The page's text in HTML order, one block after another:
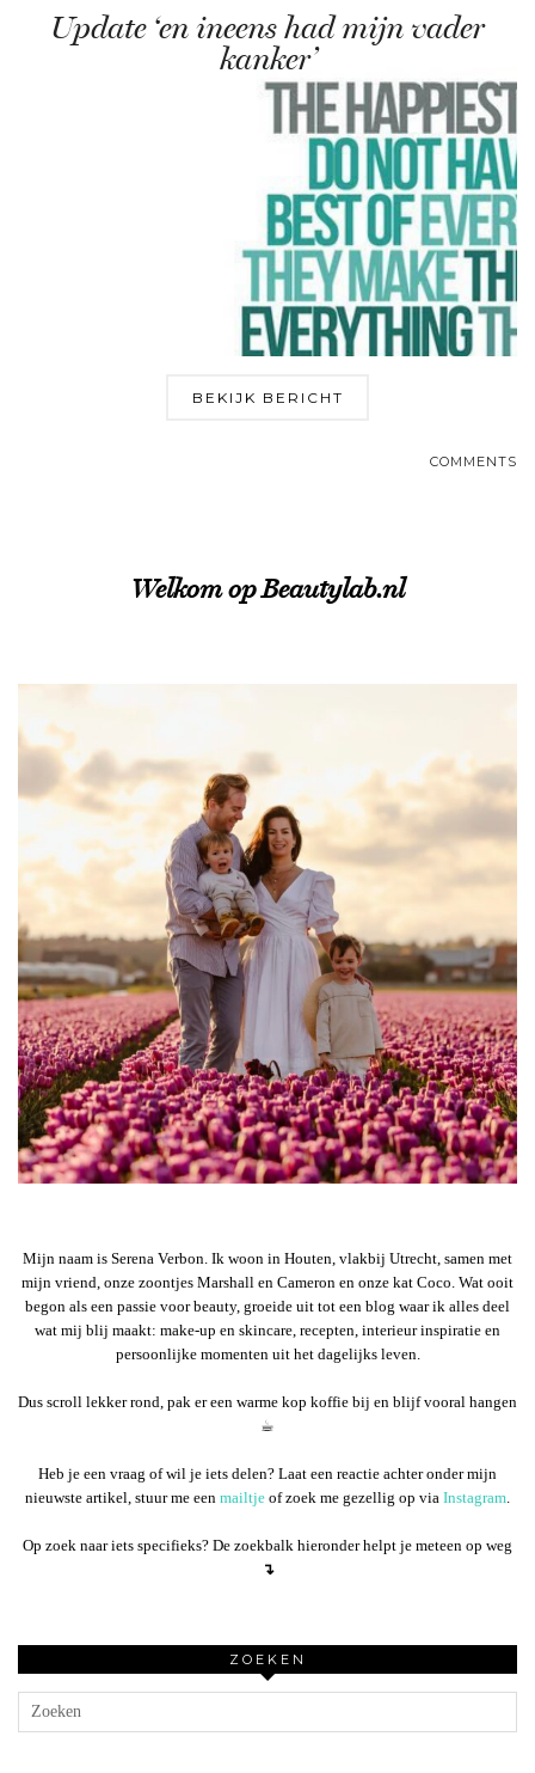
Update ‘en ineens had mijn vader
kanker’
BEKIJK BERICHT
COMMENTS
Welkom op Beautylab.nl
Mijn naam is Serena Verbon. Ik woon in Houten, vlakbij Utrecht, samen met
mijn vriend, onze zoontjes Marshall en Cameron en onze kat Coco. Wat ooit
begon als een passie voor beauty, groeide uit tot een blog waar ik alles deel
wat mij blij maakt: make-up en skincare, recepten, interieur inspiratie en
persoonlijke momenten uit het dagelijks leven.
Dus scroll lekker rond, pak er een warme kop koffie bij en blijf vooral hangen
☕︎
Heb je een vraag of wil je iets delen? Laat een reactie achter onder mijn
nieuwste artikel, stuur me een mailtje of zoek me gezellig op via Instagram
Op zoek naar iets specifieks? De zoekbalk hieronder helpt je meteen op weg
↴
ZOEKEN